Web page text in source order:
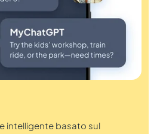
intelligente basato sul